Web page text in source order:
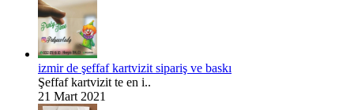
izmir de şeffaf kartvizit sipariş ve baskı
Şeffaf kartvizit te en i..
21 Mart 2021